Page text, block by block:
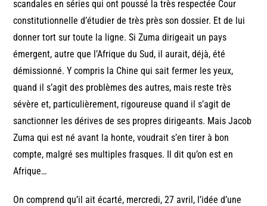
scandales en séries qui ont poussé la très respectée Cour
constitutionnelle d’étudier de très près son dossier. Et de lui
donner tort sur toute la ligne. Si Zuma dirigeait un pays
émergent, autre que l’Afrique du Sud, il aurait, déjà, été
démissionné. Y compris la Chine qui sait fermer les yeux,
quand il s’agit des problèmes des autres, mais reste très
sévère et, particulièrement, rigoureuse quand il s’agit de
sanctionner les dérives de ses propres dirigeants. Mais Jacob
Zuma qui est né avant la honte, voudrait s’en tirer à bon
compte, malgré ses multiples frasques. Il dit qu’on est en
Afrique…
On comprend qu’il ait écarté, mercredi, 27 avril, l’idée d’une